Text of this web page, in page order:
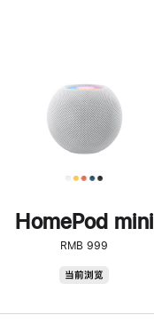
HomePod mini
RMB 999
当前浏览